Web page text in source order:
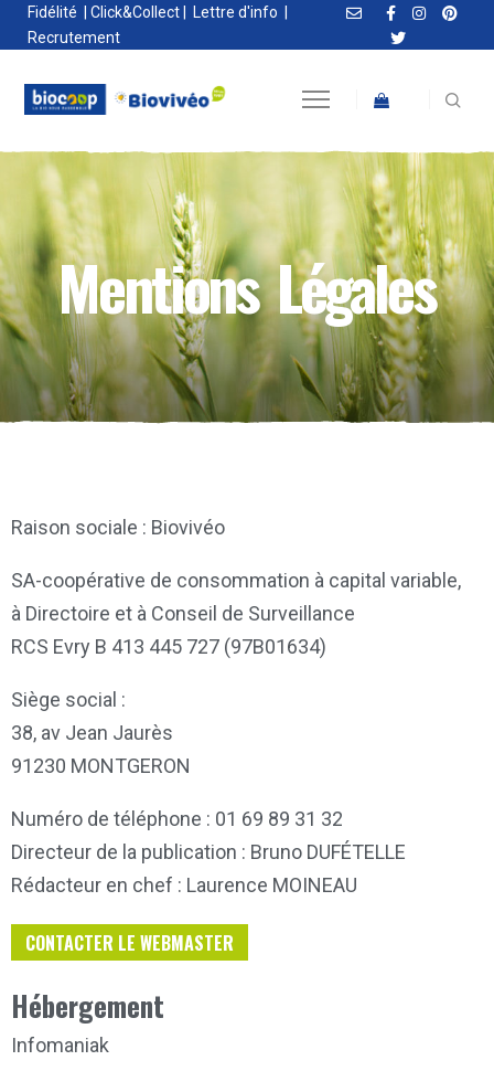
Fidélité |Click&Collect Lettre d'info
Recrutement
Mentions Légales
Raison sociale : Biovivéo
SA-coopérative de consommation à capital variable,
à Directoire et à Conseil de Surveillance
RCS Evry B 413 445 727 (97B01634)
Siège social :
38, av Jean Jaurès
91230 MONTGERON
Numéro de téléphone : 01 69 89 31 32
Directeur de la publication : Bruno DUFÉTELLE
Rédacteur en chef : Laurence MOINEAU
CONTACTER LE WEBMASTER
Hébergement
Infomaniak